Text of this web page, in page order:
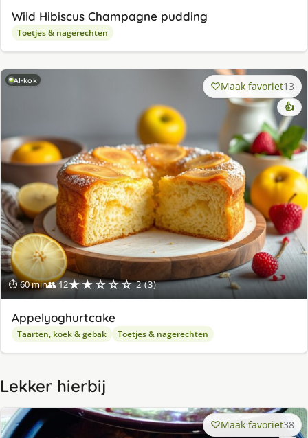
Wild Hibiscus Champagne pudding
Toetjes & nagerechten
AI-kok
⏱ 60 min👥 12★★☆☆☆ 2 (3)
Maak favoriet13
👍
Appelyoghurtcake
Taarten, koek & gebak Toetjes & nagerechten
Lekker hierbij
Maak favoriet38